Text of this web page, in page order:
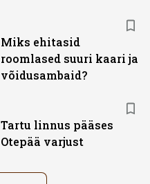
Miks ehitasid
roomlased suuri kaari ja
võidusambaid?
Tartu linnus pääses
Otepää varjust